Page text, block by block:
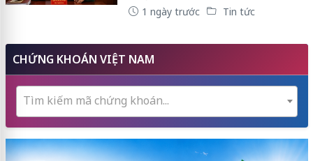
1 ngày trước Tin tức
CHỨNG KHOÁN VIỆT NAM
Tìm kiếm mã chứng khoán...